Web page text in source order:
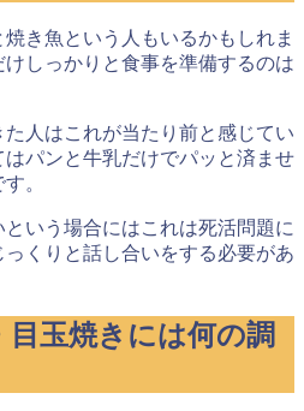
き魚という人もいるかもしれま
しっかりと食事を準備するのは
人はこれが当たり前と感じてい
パンと牛乳だけでパッと済ませ
。
いう場合にはこれは死活問題に
くりと話し合いをする必要があ
玉焼きには何の調